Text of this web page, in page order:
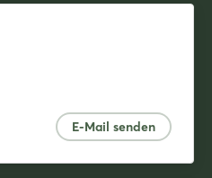
E-Mail senden